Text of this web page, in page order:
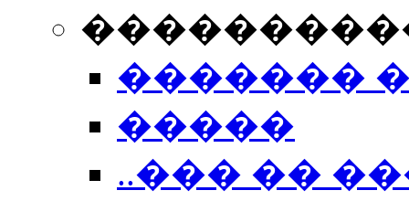
�������
�����
..��� ��